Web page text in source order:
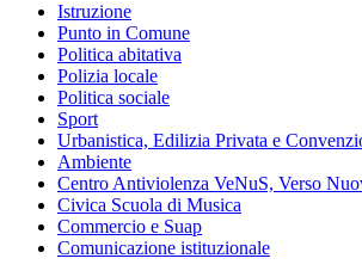
Istruzione
Punto in Comune
Politica abitativa
Polizia locale
Politica sociale
Sport
Urbanistica, Edilizia Privata e
Ambiente
Centro Antiviolenza VeNuS, Verso
Civica Scuola di Musica
Commercio e Suap
Comunicazione istituzionale